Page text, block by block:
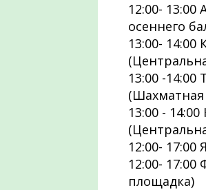
12:00-
осеннего
13:00- 14:00
13:00 -14:00
(Шахматная
13:00 -
12:00-
12:00-
площадка)